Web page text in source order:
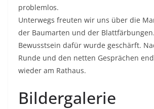
problemlos.
Unterwegs freuten wir uns über die
der Baumarten und der
Bewusstsein dafür wurde geschärft.
Runde und den netten Gesprächen
wieder am Rathaus.
Bildergalerie